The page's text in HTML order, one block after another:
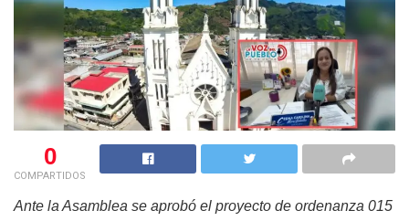
0
COMPARTIDOS
Ante la Asamblea se aprobó el proyecto de ordenanza 015